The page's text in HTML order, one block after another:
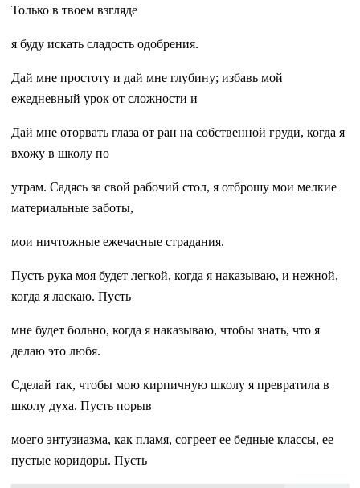
Только в твоем взгляде
я буду искать сладость одобрения.
Дай мне простоту и дай мне глубину; избавь мой
ежедневный урок от сложности и
Дай мне оторвать глаза от ран на собственной груди, когда я
вхожу в школу по
утрам. Садясь за свой рабочий стол, я отброшу мои мелкие
материальные заботы,
мои ничтожные ежечасные страдания.
Пусть рука моя будет легкой, когда я наказываю, и нежной,
когда я ласкаю. Пусть
мне будет больно, когда я наказываю, чтобы знать, что я
делаю это любя.
Сделай так, чтобы мою кирпичную школу я превратила в
школу духа. Пусть порыв
моего энтузиазма, как пламя, согреет ее бедные классы, ее
пустые коридоры. Пусть